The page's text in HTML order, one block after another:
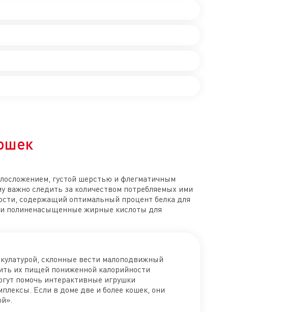
густой шерстью и флегматичным
важно следить за количеством потребляемых ими
содержащий оптимальный процент белка для
полиненасыщенные жирные кислоты для
склонные вести малоподвижный
их пищей пониженной калорийности
помочь интерактивные игрушки
Если в доме две и более кошек, они